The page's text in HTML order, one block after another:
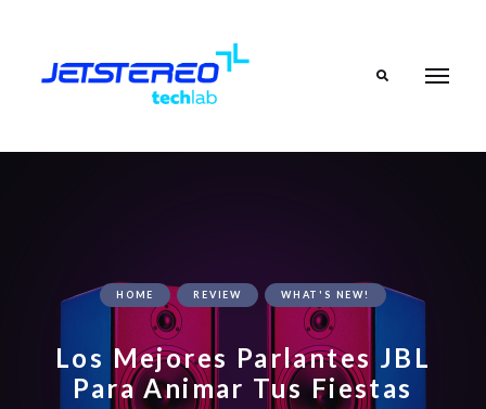
HOME REVIEW WHAT'S NEW!
Los Mejores Parlantes JBL
Para Animar Tus Fiestas